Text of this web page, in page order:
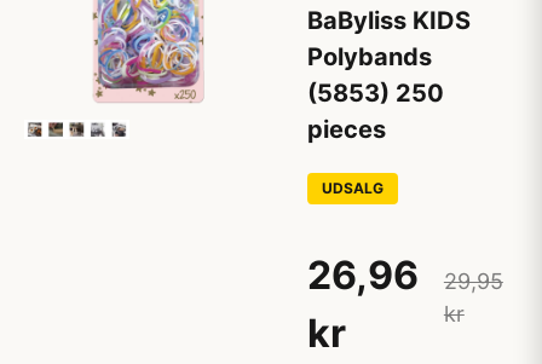
BaByliss KIDS
Polybands
(5853) 250
pieces
UDSALG
26,96
kr
29,95
kr